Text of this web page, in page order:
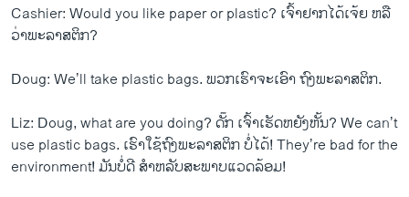
Cashier: Would you like paper or plastic? ​ເຈົ້າ​ຢາກ​ໄດ້​ເຈ້ຍ ຫລື​
ວ່າ​ພະ​ລາສຕິກ?
Doug: We’ll take plastic bags. ພວກ​ເຮົາ​ຈະ​ເອົາ ​ຖົງພະ​ລາສຕິກ.
Liz: Doug, what are you doing? ດັ໊ກ ​ເຈົ້າ​ເຮັດ​ຫຍັງ​ຫັ້ນ? We can’t
use plastic bags. ​ເຮົາ​ໃຊ້​ຖົງ​ພະ​ລາສຕິກ ບໍ່​ໄດ້! They’re bad for the
environment! ມັນ​ບໍ່​ດີ ສຳ​ຫລັບ​ສະພາບ​ແວດ​ລ້ອມ!